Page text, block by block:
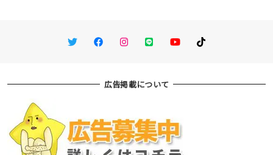
TwitterFacebookInstagram
LINE You TubeTikTok
広告掲載について